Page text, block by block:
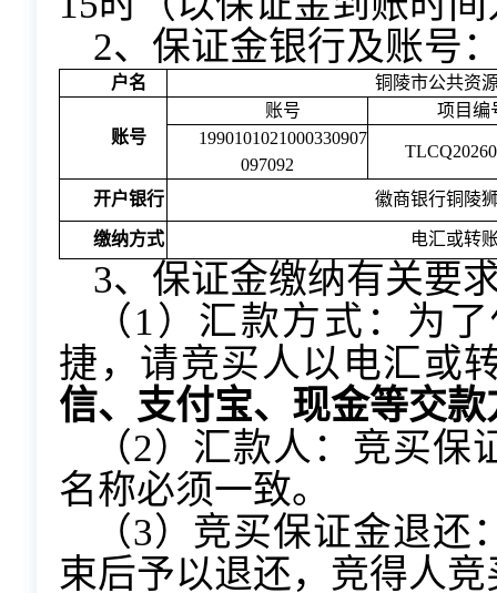
2、保证金银行及账号
户名 铜陵市公共资
账号
账号
项目编
1990101021000330907
097092
开户银行 徽商银行铜陵
缴纳方式 电汇或转
3、保证金缴纳有关要
（1）汇款方式：为
捷，请竞买人以电汇或
信、支付宝、现金等交
（2）汇款人：竞买
名称必须一致。
（3）竞买保证金退
束后予以退还，竞得人